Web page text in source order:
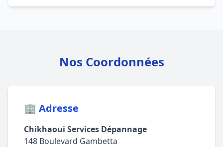
Nos Coordonnées
🏢 Adresse
Chikhaoui Services Dépannage
148 Boulevard Gambetta